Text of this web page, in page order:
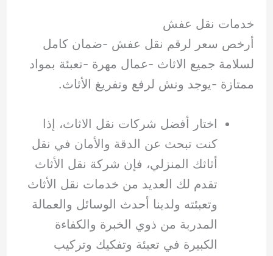
خدمات نقل عفش
أرخص سعر لرقم نقل عفش -ضمان كامل
لسلامة جميع الاثاث -عمال مهرة -تعبئة بمواد
ممتازة -يوجد ونش لرفع وتفريغ الأثاث.
اختار أفضل شركات نقل الاثاث، إذا
كنت تبحث عن الدقة والأمان في نقل
أثاثك المنزلي، فإن شركة نقل الأثاث
تقدم لك العديد من خدمات نقل الأثاث
وتعبئته ولدينا أحدث الوسائل والعمالة
المدربة من ذوي الخبرة والكفاءة
الكبيرة في تعبئة وتفكيك وتركيب